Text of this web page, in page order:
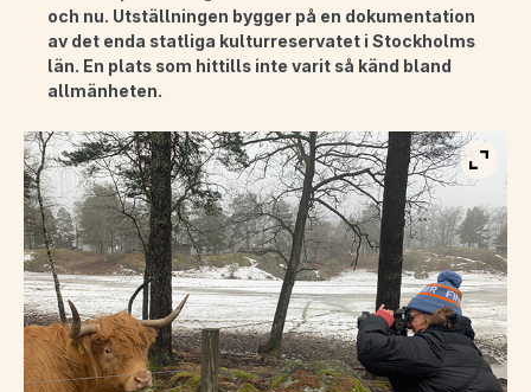
och nu. Utställningen bygger på en dokumentation
av det enda statliga kulturreservatet i Stockholms
län. En plats som hittills inte varit så känd bland
allmänheten.
Visa